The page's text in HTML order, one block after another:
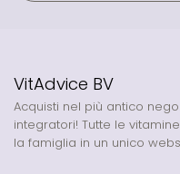
VitAdvice BV
Acquisti nel più antico
integratori! Tutte le
la famiglia in un unico